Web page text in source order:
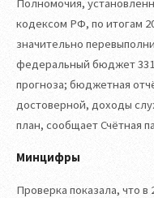
Полномочия,
кодексом РФ, по итогам
значительно
федеральный бюджет
прогноза; бюджетная
достоверной, доходы
план, сообщает Счётная
Минцифры
Проверка показала, что